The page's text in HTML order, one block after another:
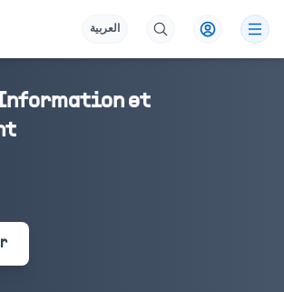
العربية
et